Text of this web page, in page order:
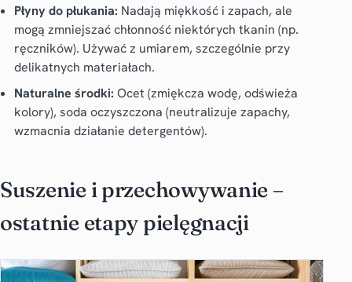
Płyny do płukania: Nadają miękkość i zapach, ale
mogą zmniejszać chłonność niektórych tkanin (np.
ręczników). Używać z umiarem, szczególnie przy
delikatnych materiałach.
Naturalne środki: Ocet (zmiękcza wodę, odświeża
kolory), soda oczyszczona (neutralizuje zapachy,
wzmacnia działanie detergentów).
Suszenie i przechowywanie –
ostatnie etapy pielęgnacji